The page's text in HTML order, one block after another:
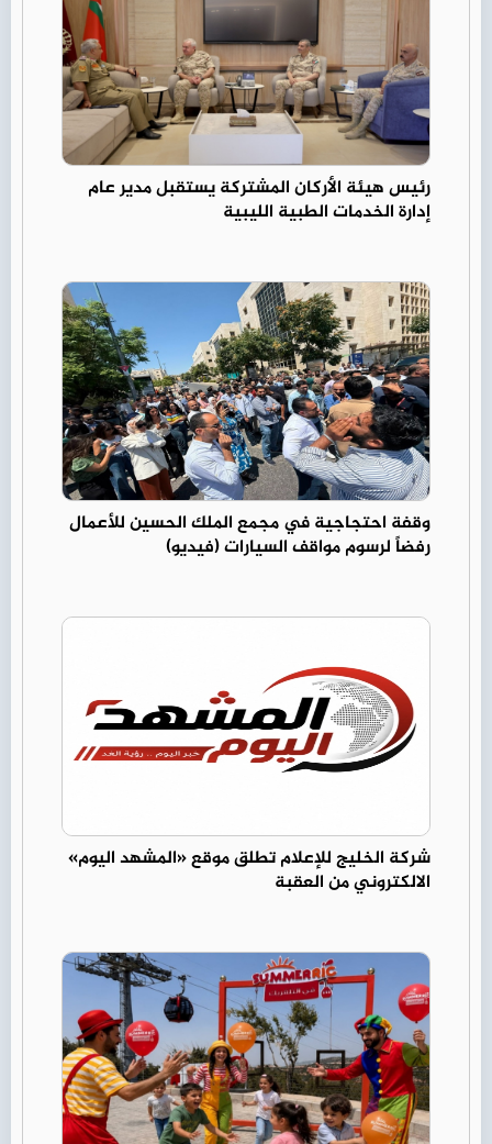
رئيس هيئة الأركان المشتركة يستقبل مدير عام
إدارة الخدمات الطبية الليبية
وقفة احتجاجية في مجمع الملك الحسين للأعمال
رفضاً لرسوم مواقف السيارات (فيديو)
شركة الخليج للإعلام تطلق موقع «المشهد اليوم»
الالكتروني من العقبة